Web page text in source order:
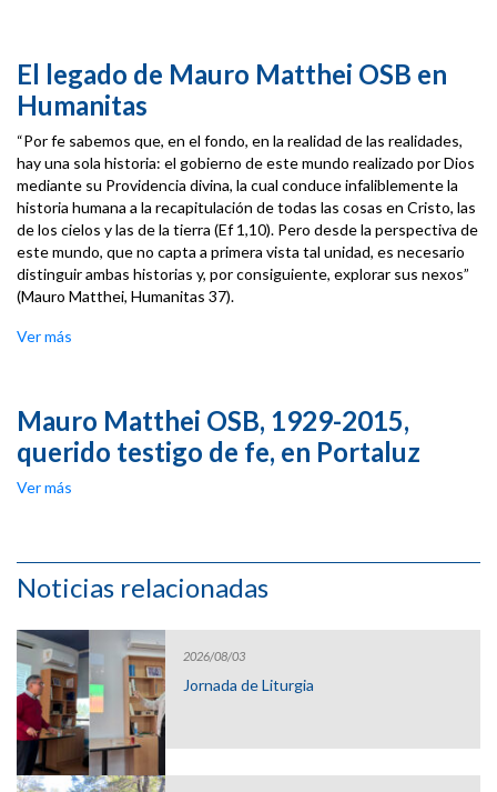
El legado de Mauro Matthei OSB en
Humanitas
“Por fe sabemos que, en el fondo, en la realidad de las realidades,
hay una sola historia: el gobierno de este mundo realizado por Dios
mediante su Providencia divina, la cual conduce infaliblemente la
historia humana a la recapitulación de todas las cosas en Cristo, las
de los cielos y las de la tierra (Ef 1,10). Pero desde la perspectiva de
este mundo, que no capta a primera vista tal unidad, es necesario
distinguir ambas historias y, por consiguiente, explorar sus nexos”
(Mauro Matthei, Humanitas 37).
Ver más
Mauro Matthei OSB, 1929-2015,
querido testigo de fe, en Portaluz
Ver más
Noticias relacionadas
2026/08/03
Jornada de Liturgia